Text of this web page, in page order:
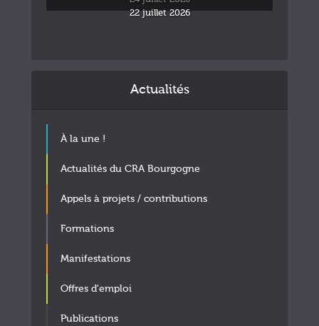
22 juillet 2026
Actualités
À la une !
Actualités du CRA Bourgogne
Appels à projets / contributions
Formations
Manifestations
Offres d'emploi
Publications